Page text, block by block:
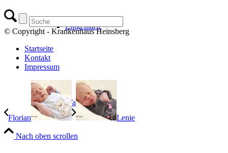
Entgelttarif
Wahlleistungen
© Copyright - Krankenhaus Heinsberg
Startseite
Kontakt
Impressum
Florian Lenie
Nach oben scrollen